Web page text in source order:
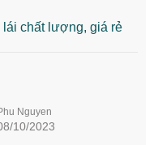
chất lượng, giá rẻ
Nguyen
10/2023